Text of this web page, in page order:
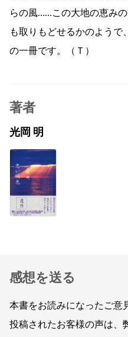
らの風……この大地の恵み
も取りもどせるかのようで
の一冊です。（Ｔ）
著者
光岡 明
感想を送る
本書をお読みになったご意
投稿されたお客様の声は、